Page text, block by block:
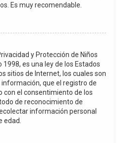
Es muy recomendable.
y Protección de Niños
es una ley de los Estados
sitios de Internet, los cuales son
que el registro de
con el consentimiento de los
de reconocimiento de
información personal
edad.